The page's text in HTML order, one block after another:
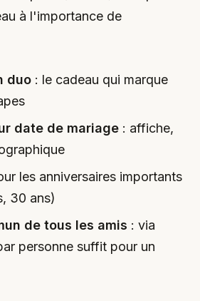
à l'importance de
duo : le cadeau qui marque
date de mariage : affiche,
les anniversaires importants
30 ans)
de tous les amis : via
personne suffit pour un